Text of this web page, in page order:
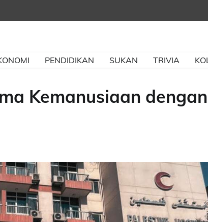
PENDIDIKAN SUKAN TRIVIA
Kemanusiaan dengan